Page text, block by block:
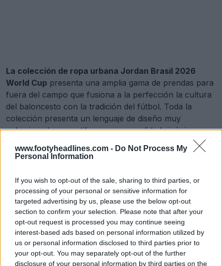
www.footyheadlines.com - Do Not Process My
Personal Information
If you wish to opt-out of the sale, sharing to third parties, or
processing of your personal or sensitive information for
targeted advertising by us, please use the below opt-out
section to confirm your selection. Please note that after your
opt-out request is processed you may continue seeing
interest-based ads based on personal information utilized by
us or personal information disclosed to third parties prior to
your opt-out. You may separately opt-out of the further
disclosure of your personal information by third parties on the
La colección de ropa urbana Jordan Brasil 2026
World Cup presenta una amplia gama de prendas para
fuera del campo que fusiona a la perfección la cultura
del baloncesto con la tradición del fútbol. Toda la
colección presenta un lenguaje de diseño muy
cohesionado, que utiliza en gran medida la icónica y
vibrante paleta de colores azul y amarillo de la nación.
13 de May de 2026
13 de May de 2026